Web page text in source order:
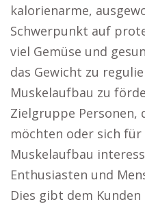
kalorienarme,
Schwerpunkt auf
viel Gemüse und
das Gewicht zu
Muskelaufbau zu
Zielgruppe Personen,
möchten oder sich für
Muskelaufbau
Enthusiasten und
Dies gibt dem